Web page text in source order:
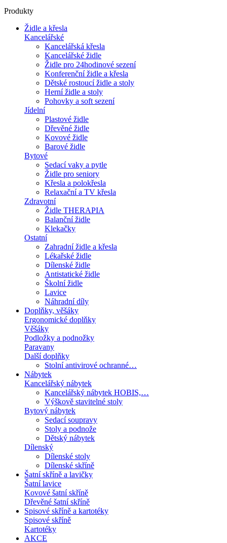
Produkty
Židle a křesla
Kancelářské
Kancelářská křesla
Kancelářské židle
Židle pro 24hodinové sezení
Konferenční židle a křesla
Dětské rostoucí židle a stoly
Herní židle a stoly
Pohovky a soft sezení
Jídelní
Plastové židle
Dřevěné židle
Kovové židle
Barové židle
Bytové
Sedací vaky a pytle
Židle pro seniory
Křesla a polokřesla
Relaxační a TV křesla
Zdravotní
Židle THERAPIA
Balanční židle
Klekačky
Ostatní
Zahradní židle a křesla
Lékařské židle
Dílenské židle
Antistatické židle
Školní židle
Lavice
Náhradní díly
Doplňky, věšáky
Ergonomické doplňky
Věšáky
Podložky a podnožky
Paravany
Další doplňky
Stolní antivirové ochranné…
Nábytek
Kancelářský nábytek
Kancelářský nábytek HOBIS,…
Výškově stavitelné stoly
Bytový nábytek
Sedací soupravy
Stoly a podnože
Dětský nábytek
Dílenský
Dílenské stoly
Dílenské skříně
Šatní skříně a lavičky
Šatní lavice
Kovové šatní skříně
Dřevěné šatní skříně
Spisové skříně a kartotéky
Spisové skříně
Kartotéky
AKCE